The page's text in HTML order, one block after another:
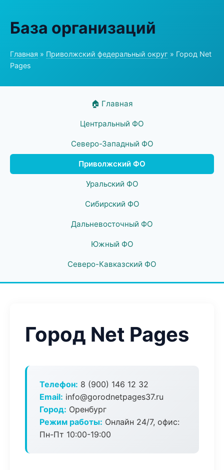
База организаций
Главная » Приволжский федеральный округ » Город Net
Pages
🏠 Главная
Центральный ФО
Северо-Западный ФО
Приволжский ФО
Уральский ФО
Сибирский ФО
Дальневосточный ФО
Южный ФО
Северо-Кавказский ФО
Город Net Pages
Телефон: 8 (900) 146 12 32
Email: info@gorodnetpages37.ru
Город: Оренбург
Режим работы: Онлайн 24/7, офис:
Пн-Пт 10:00-19:00